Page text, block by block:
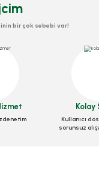
+ KDV
bir çok sebebi var!
Kolay
Kullanıcı
sorunsuz